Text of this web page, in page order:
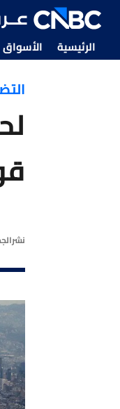
الرئيسية الأسواق
نشرالجمعة،